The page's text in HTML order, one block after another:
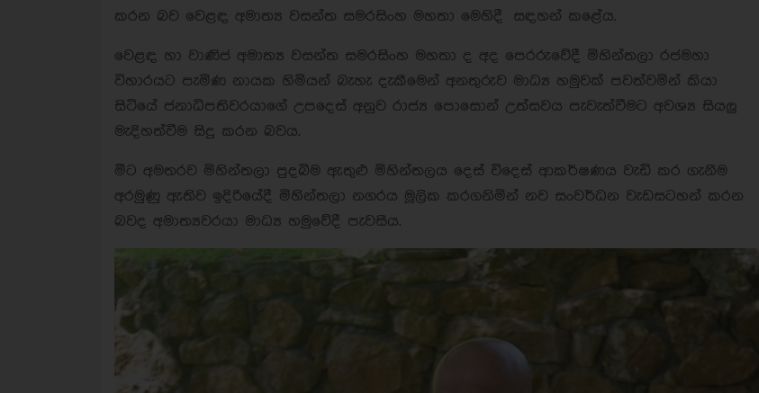
කරන බව වෙළඳ අමාත්‍ය වසන්ත සමරසිංහ මහතා මෙහිදී සඳහන් කළේය.
වෙළඳ හා වාණිජ අමාත්‍ය වසන්ත සමරසිංහ මහතා ද අද පෙරරුවේදී මිහින්තලා රජමහා
විහාරයට පැමිණ නායක හිමියන් බැහැ දැකීමෙන් අනතුරුව මාධ්‍ය හමුවක් පවත්වමින් කියා
සිටියේ ජනාධිපතිවරයාගේ උපදෙස් අනුව රාජ්‍ය පොසොන් උත්සවය පැවැත්වීමට අවශ්‍ය සියලු
මැදිහත්වීම සිදු කරන බවය.
මීට අමතරව මිහින්තලා පුදබිම ඇතුළු මිහින්තලය දෙස් විදෙස් ආකර්ෂණය වැඩි කර ගැනීම
අරමුණු ඇතිව ඉදිරියේදී මිහින්තලා නගරය මූලික කරගනිමින් නව සංවර්ධන වැඩසටහන් කරන
බවද අමාත්‍යවරයා මාධ්‍ය හමුවේදී පැවසීය.